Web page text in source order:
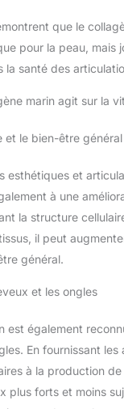
que le
pour la peau, mais
la santé des
marin agit sur la
et le bien-être général
esthétiques et
à une
la structure
il peut
général.
et les ongles
est également
En fournissant les
à la production
plus forts et moins